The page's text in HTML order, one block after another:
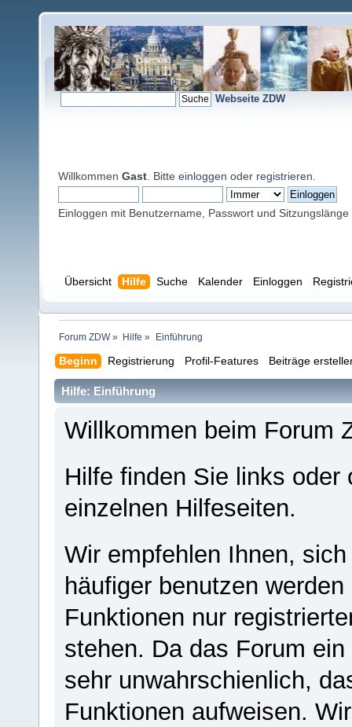
Webseite ZDW
Willkommen Gast . Bitte einloggen oder registrieren
Einloggen mit Benutzername, Passwort und Sitzungslänge
Übersicht Hilfe Suche Kalender Einloggen
Forum ZDW» Hilfe » Einführung
Beginn Registrierung Profil-Features Beiträge
Hilfe: Einführung
Willkommen beim Forum
Hilfe finden Sie links
einzelnen Hilfeseiten.
Wir empfehlen Ihnen,
häufiger benutzen
Funktionen nur
stehen. Da das Forum
sehr unwahrschienlich,
Funktionen aufweisen.